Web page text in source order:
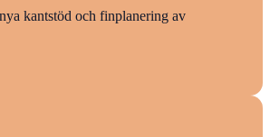
kantstöd och finplanering av